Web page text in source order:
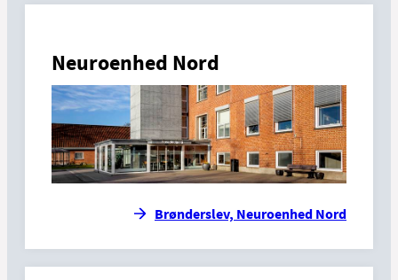
Neuroenhed Nord
Brønderslev, Neuroenhed Nord